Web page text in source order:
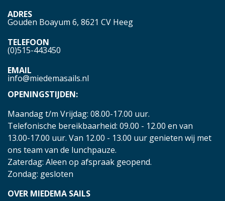
ADRES
Gouden Boayum 6, 8621 CV Heeg
TELEFOON
(0)515-443450
EMAIL
info@miedemasails.nl
OPENINGSTIJDEN:
Maandag t/m Vrijdag: 08.00-17.00 uur.
Telefonische bereikbaarheid: 09.00 - 12.00 en van
13.00-17.00 uur. Van 12.00 - 13.00 uur genieten wij met
ons team van de lunchpauze.
Zaterdag: Aleen op afspraak geopend.
Zondag: gesloten
OVER MIEDEMA SAILS